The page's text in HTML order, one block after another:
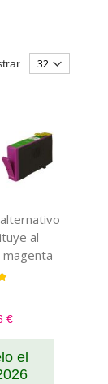
al
€
el